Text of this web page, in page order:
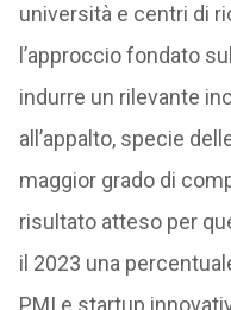
università e centri di
l’approccio fondato
indurre un rilevante
all’appalto, specie
maggior grado di
risultato atteso per
il 2023 una
PMI e startup